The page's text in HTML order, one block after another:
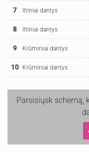
7 Iltiniai dantys
8 Iltiniai dantys
9 Krūminiai dantys
10 Krūminiai dantys
Parsisiųsk schemą,